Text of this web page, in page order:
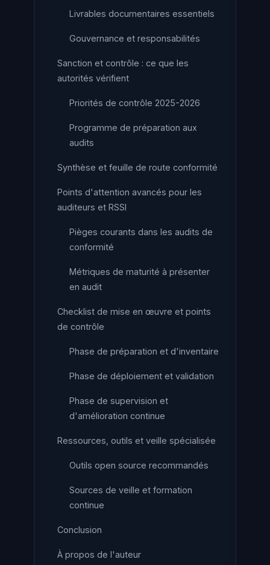
Livrables documentaires essentiels
Gouvernance et responsabilités
Sanction et contrôle : ce que les
autorités vérifient
Priorités de contrôle 2025-2026
Programme de préparation aux
audits
Synthèse et feuille de route conformité
Points d'attention avancés pour les
auditeurs et RSSI
Pièges courants dans les audits de
conformité
Métriques de maturité à présenter
en audit
Checklist de mise en œuvre et points
de contrôle
Phase de préparation et d'inventaire
Phase de déploiement et validation
Phase de supervision et
d'amélioration continue
Ressources, outils et veille spécialisée
Outils open source recommandés
Sources de veille et formation
continue
Conclusion
À propos de l'auteur